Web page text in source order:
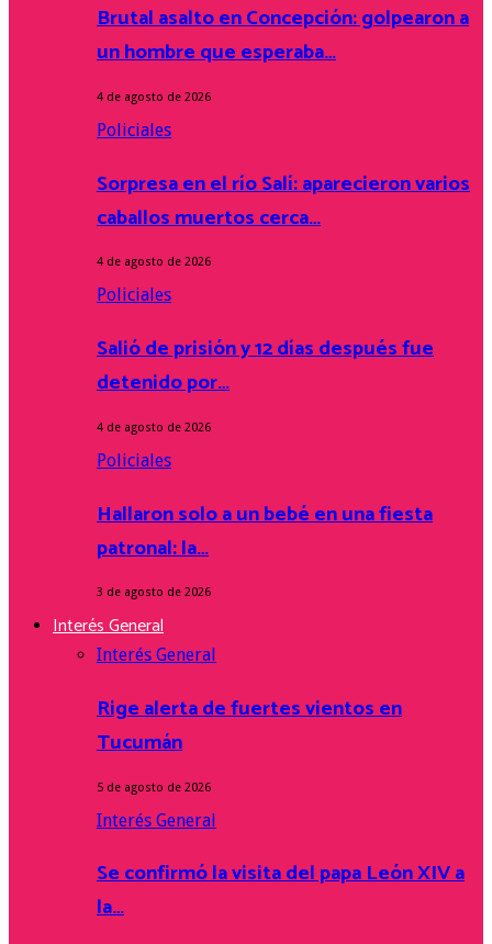
Brutal asalto en Concepción: golpearon a
un hombre que esperaba…
4 de agosto de 2026
Policiales
Sorpresa en el río Salí: aparecieron varios
caballos muertos cerca…
4 de agosto de 2026
Policiales
Salió de prisión y 12 días después fue
detenido por…
4 de agosto de 2026
Policiales
Hallaron solo a un bebé en una fiesta
patronal: la…
3 de agosto de 2026
Interés General
Interés General
Rige alerta de fuertes vientos en
Tucumán
5 de agosto de 2026
Interés General
Se confirmó la visita del papa León XIV a
la…